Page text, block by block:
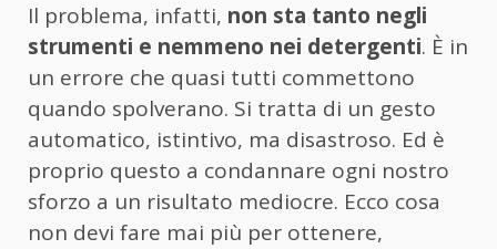
Il problema, infatti, non sta tanto negli
strumenti e nemmeno nei detergenti. È in
un errore che quasi tutti commettono
quando spolverano. Si tratta di un gesto
automatico, istintivo, ma disastroso. Ed è
proprio questo a condannare ogni nostro
sforzo a un risultato mediocre. Ecco cosa
non devi fare mai più per ottenere,